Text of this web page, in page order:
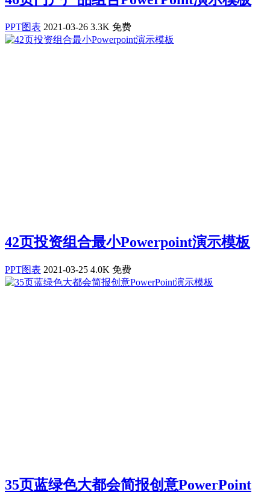
PPT图表 2021-03-26 3.3K 免费
42页投资组合最小Powerpoint演示模板
PPT图表 2021-03-25 4.0K 免费
35页蓝绿色大都会简报创意PowerPoint